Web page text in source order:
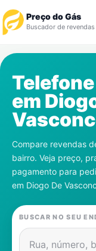
Preço do Gás
Buscador de revendas
Revendedor
Notícias
Cadastre-se
Gás
Contatos
em
Compare revendas
bairro. Veja preço,
pagamento para
em Diogo De
BUSCAR NO SEU
Rua, número,